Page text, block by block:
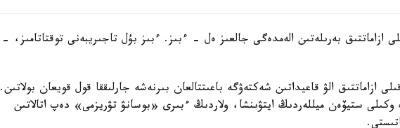
ازاماتتىق بەرىلەتىن الەمدەگى جالعىز ەل - ءبىز. ءبىز بۇل تاجىريبەنى توقتاتامىز، -
ازاماتتىق الۋ قاعيداتىن شەكتەۋگە باعىتتالعان بىرنەشە جارلىققا قول قويعان بولاتىن.
ستيۆەن ميللەردىڭ ايتۋىنشا، ولاردىڭ ءبىرى «بوسانۋ تۋريزمى» دەپ اتالاتىن